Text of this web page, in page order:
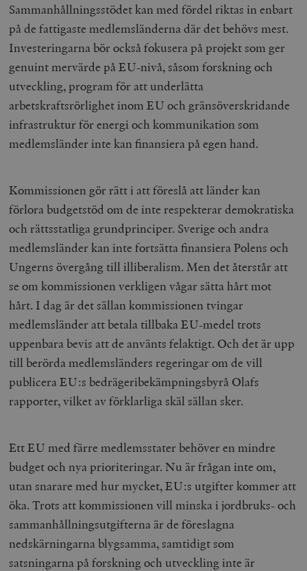
Sammanhållningsstödet kan med fördel riktas in enbart
på de fattigaste medlemsländerna där det behövs mest.
Investeringarna bör också fokusera på projekt som ger
genuint mervärde på EU-nivå, såsom forskning och
utveckling, program för att underlätta
arbetskraftsrörlighet inom EU och gränsöverskridande
infrastruktur för energi och kommunikation som
medlemsländer inte kan finansiera på egen hand.
Kommissionen gör rätt i att föreslå att länder kan
förlora budgetstöd om de inte respekterar demokratiska
och rättsstatliga grundprinciper. Sverige och andra
medlemsländer kan inte fortsätta finansiera Polens och
Ungerns övergång till illiberalism. Men det återstår att
se om kommissionen verkligen vågar sätta hårt mot
hårt. I dag är det sällan kommissionen tvingar
medlemsländer att betala tillbaka EU-medel trots
uppenbara bevis att de använts felaktigt. Och det är upp
till berörda medlemsländers regeringar om de vill
publicera EU:s bedrägeribekämpningsbyrå Olafs
rapporter, vilket av förklarliga skäl sällan sker.
Ett EU med färre medlemsstater behöver en mindre
budget och nya prioriteringar. Nu är frågan inte om,
utan snarare med hur mycket, EU:s utgifter kommer att
öka. Trots att kommissionen vill minska i jordbruks- och
sammanhållningsutgifterna är de föreslagna
nedskärningarna blygsamma, samtidigt som
satsningarna på forskning och utveckling inte är